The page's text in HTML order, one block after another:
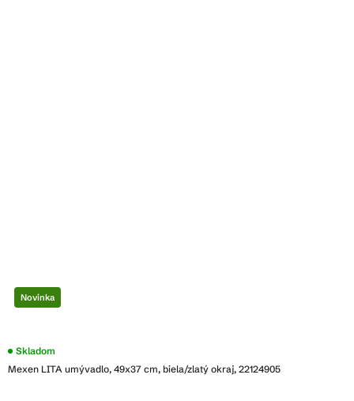
Novinka
Mexen LITA umývadlo, 49x37 cm, biela/zlatý okraj, 22124905
Skladom